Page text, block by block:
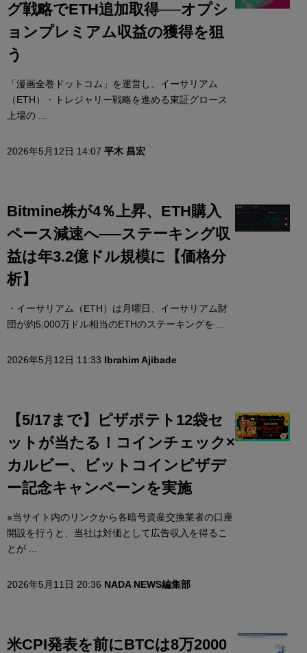
グ戦略でETH追加取得──オプシ
ョンプレミアム収益の獲得を狙
う
「漫画全巻ドットコム」を運営し、イーサリアム
（ETH）・トレジャリー戦略を進める東証グロース
上場の ...
2026年5月12日 14:07 平木 昌宏
Bitmine株が4％上昇、ETH購入
ペース減速へ──ステーキング収
益は年3.2億ドル規模に【価格分
析】
・イーサリアム（ETH）は月曜日、イーサリアム財
団が約5,000万ドル相当のETHのステーキングを ...
2026年5月12日 11:33 Ibrahim Ajibade
【5/17まで】ピザポテト12袋セ
ットが当たる！コインチェック×
カルビー、ビットコインピザデ
ー記念キャンペーンを実施
※当サイト内のリンクから各暗号資産交換業者の口座
開設を行うと、当社は対価として広告収入を得るこ
とが ...
2026年5月11日 20:36 NADA NEWS編集部
米CPI発表を前にBTCは8万2000